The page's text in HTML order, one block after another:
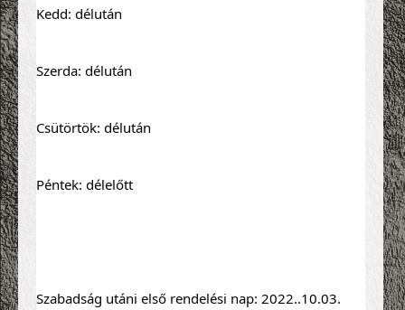
Kedd: délután
Szerda: délután
Csütörtök: délután
Péntek: délelőtt
Szabadság utáni első rendelési nap: 2022..10.03.